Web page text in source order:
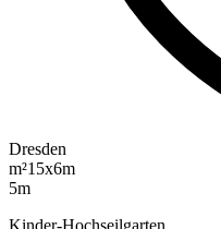
Dresden
m²15x6m
5m